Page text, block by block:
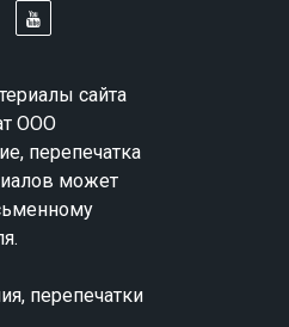
сайта
ООО
перепечатка
может
перепечатки